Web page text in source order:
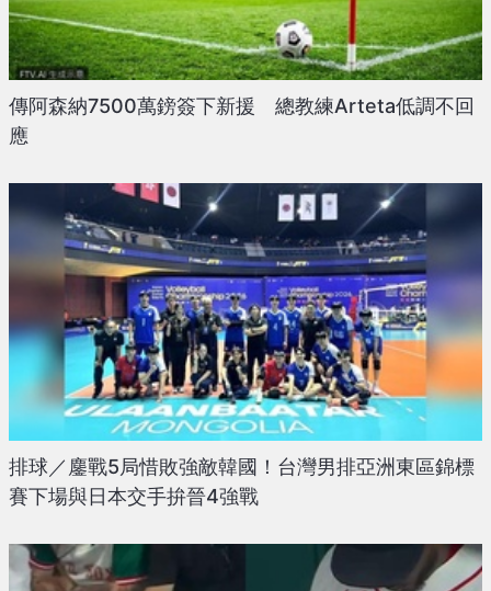
傳阿森納7500萬鎊簽下新援 總教練Arteta低調不回
應
排球／鏖戰5局惜敗強敵韓國！台灣男排亞洲東區錦標
賽下場與日本交手拚晉4強戰